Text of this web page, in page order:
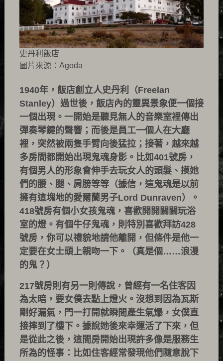
史丹利飯店
圖片來源：Agoda
1940年，飯店創立人史丹利（Freelan
Stanley）過世後，飯店內的靈異景象便一個接
一個出現。一開始是聽見無人的音樂室裡傳出
彈奏琴鍵的聲響；而後是員工一個人在大廳
裡，突然被兩隻手臂向後猛拉；接著，越來越
多房間都開始出現鬼魂身影。比如401號房，
有個男人的形象會伸手去玩女人的頭髮、摸她
們的腰、腿、肩膀等等（據信，這鬼魂是以前
擁有這塊地的愛爾蘭男子Lord Dunraven）。
418號房有個小女孩鬼魂，喜歡開開關關玩浴
室的燈。有個牛仔鬼魂，則特別喜歡拜訪428
號房，你可以禮貌地請他離開，但條件是他一
定要在女士頭上親吻一下。（真是個……浪漫
的鬼？）
217號房則有另一則傳說，曾經有一名住客因
為太暗，要女僕去點上燈火。沒想到因為瓦斯
剛好漏氣，門一打開就瞬間產生氣爆，女僕直
接摔到了樓下。據說她後來幸運活了下來，但
是從此之後，這間房開始出現許多像是服務生
所為的怪事：比如住客經常發現他們隨意脫下